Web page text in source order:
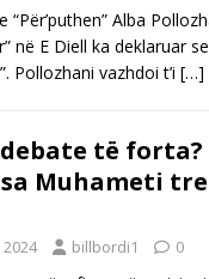
“Për’puthen” Alba
në E Diell ka deklaruar
Pollozhani vazhdoi t’i […]
të
Muhameti
billbordi1 0